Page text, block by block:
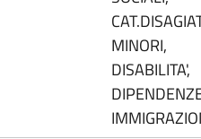
MINORI,
DISABILITA',